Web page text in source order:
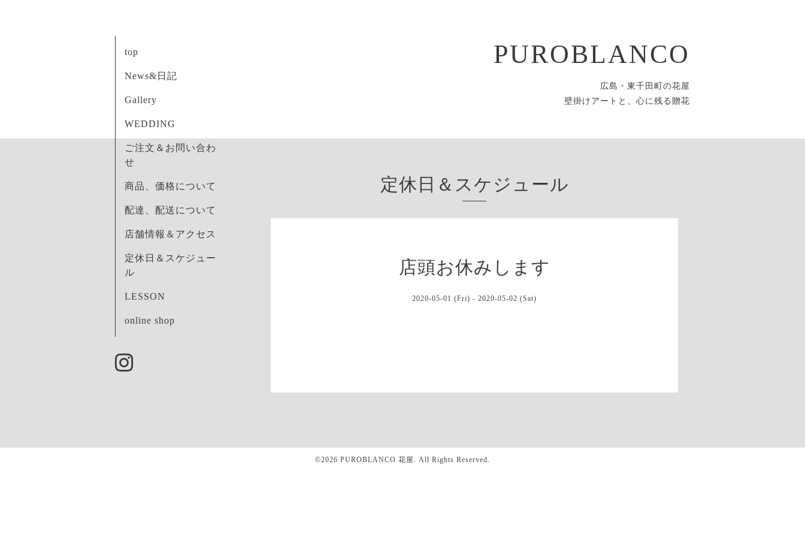
PUROBLANCO
広島・東千田町の花屋
壁掛けアートと、心に残る贈花
top
News&日記
Gallery
WEDDING
ご注文＆お問い合わ
せ
商品、価格について
配達、配送について
店舗情報＆アクセス
定休日＆スケジュー
ル
LESSON
online shop
定休日＆スケジュール
店頭お休みします
2020-05-01 (Fri) - 2020-05-02 (Sat)
©2026 PUROBLANCO 花屋 . All Rights Reserved.